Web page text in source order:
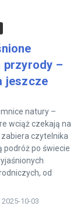
przyrody –
jeszcze
natury –
wciąż czekają na
zabiera czytelnika
podróż po świecie
od
2025-10-03